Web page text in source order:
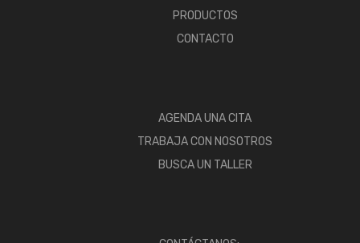
PRODUCTOS
CONTACTO
AGENDA UNA CITA
TRABAJA CON NOSOTROS
BUSCA UN TALLER